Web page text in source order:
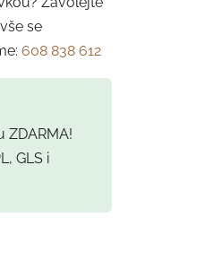
se
608 838 612
ZDARMA!
GLS i